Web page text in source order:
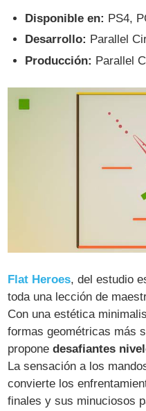
Disponible en: PS4,
Desarrollo: Parallel
Producción: Parallel
Flat Heroes, del estudio
toda una lección de
Con una estética
formas geométricas más
proponedesafiantes
La sensación a los
convierte los
finales y sus minuciosos